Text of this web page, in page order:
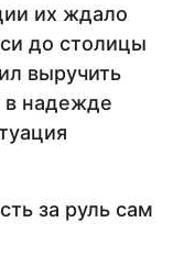
их ждало
до столицы
выручить
в надежде
за руль сам